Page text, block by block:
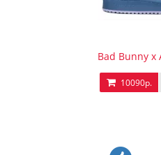
Bad Bunny x
10090р.